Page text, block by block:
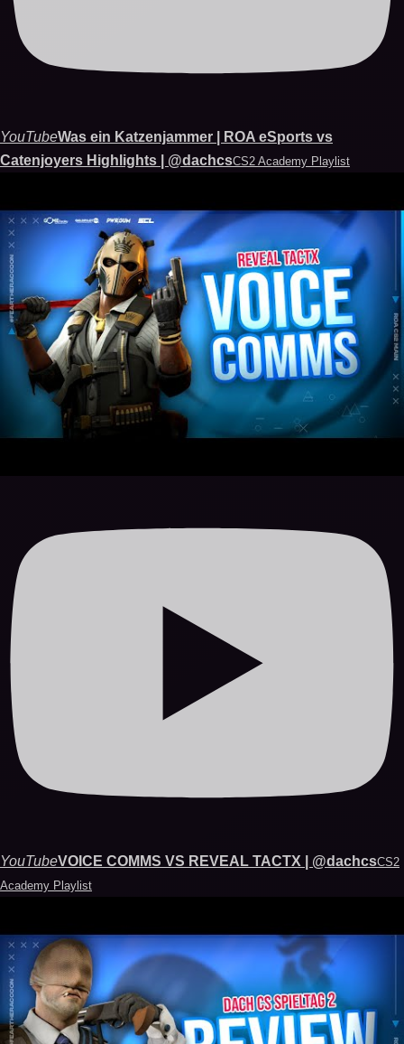
YouTubeWas ein Katzenjammer | ROA eSports vs
Catenjoyers Highlights | @dachcsCS2 Academy Playlist
YouTubeVOICE COMMS VS REVEAL TACTX | @dachcsCS2
Academy Playlist